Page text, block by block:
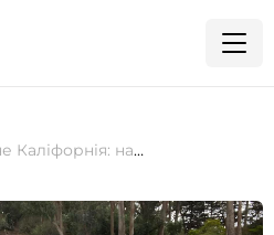
Ігор Шойфот: «Україна – не Каліфорнія: намалювати красиву презентацію й отримати гроші просто під ідею неможливо»